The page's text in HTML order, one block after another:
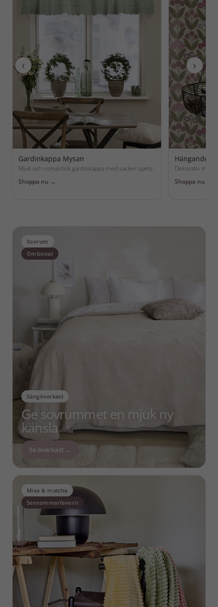
‹
Gardinkappa Mysan
Mjuk och romantisk gardinkappa med vacker spets.
Shoppa nu →
Hängande
Dekorativ
Shoppa nu →
›
Sovrum
Ombonat
Sängöverkast
Ge sovrummet en mjuk ny
känsla
Se överkast →
Mixa & matcha
Sensommarfavorit